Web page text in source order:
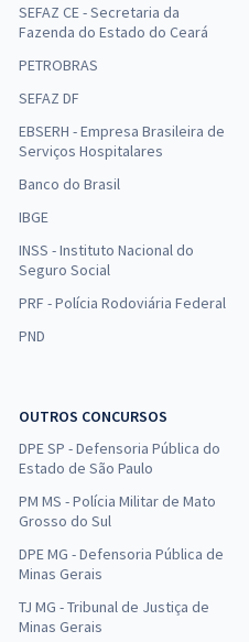
SEFAZ CE - Secretaria da
Fazenda do Estado do Ceará
PETROBRAS
SEFAZ DF
EBSERH - Empresa Brasileira de
Serviços Hospitalares
Banco do Brasil
IBGE
INSS - Instituto Nacional do
Seguro Social
PRF - Polícia Rodoviária Federal
PND
OUTROS CONCURSOS
DPE SP - Defensoria Pública do
Estado de São Paulo
PM MS - Polícia Militar de Mato
Grosso do Sul
DPE MG - Defensoria Pública de
Minas Gerais
TJ MG - Tribunal de Justiça de
Minas Gerais